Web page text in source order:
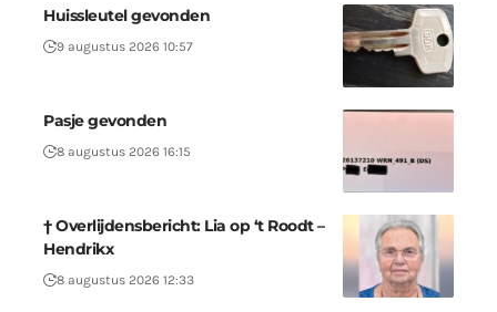
Huissleutel gevonden
9 augustus 2026 10:57
Pasje gevonden
8 augustus 2026 16:15
† Overlijdensbericht: Lia op ‘t Roodt –
Hendrikx
8 augustus 2026 12:33